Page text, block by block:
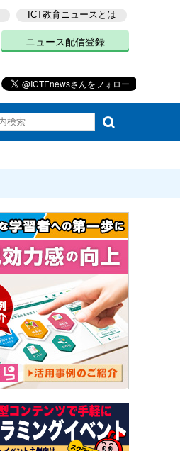
ICT教育ニュースとは
ニュース配信登録